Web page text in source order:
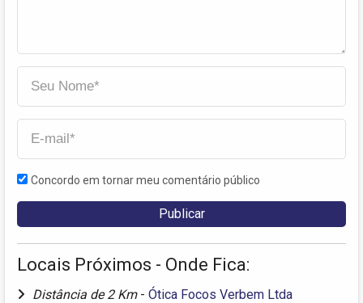
Concordo em tornar meu comentário público
Locais Próximos - Onde Fica:
Distância de 2 Km - Ótica Focos Verbem Ltda